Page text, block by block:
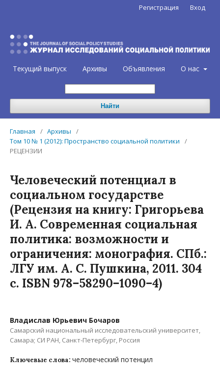
Текущий выпуск Архивы Объявления О нас
Найти
Регистрация Вход
Главная / Архивы
/
Том 10 № 1 (2012): Пространство социальной политики
/
РЕЦЕНЗИИ
Человеческий потенциал в
социальном государстве
(Рецензия на книгу: Григорьева
И. А. Современная социальная
политика: возможности и
ограничения: монография. СПб.:
ЛГУ им. А. С. Пушкина, 2011. 304
с. ISBN 978–58290–1090–4)
Владислав Юрьевич Бочаров
Самарский национальный исследовательский университет,
Самара; СИ РАН, Санкт-Петербург, Россия
Ключевые слова: человеческий потенцил